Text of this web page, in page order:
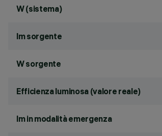
W (sistema)
lm sorgente
W sorgente
Efficienza luminosa (valore reale)
lm in modalità emergenza